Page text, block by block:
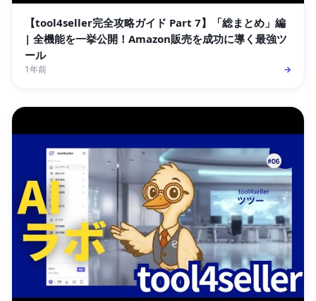
【tool4seller完全攻略ガイド Part 7】「総まとめ」編
| 全機能を一挙公開！Amazon販売を成功に導く最強ツ
ール
1年前 →